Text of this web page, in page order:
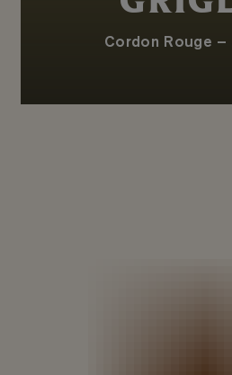
Cordon Rouge